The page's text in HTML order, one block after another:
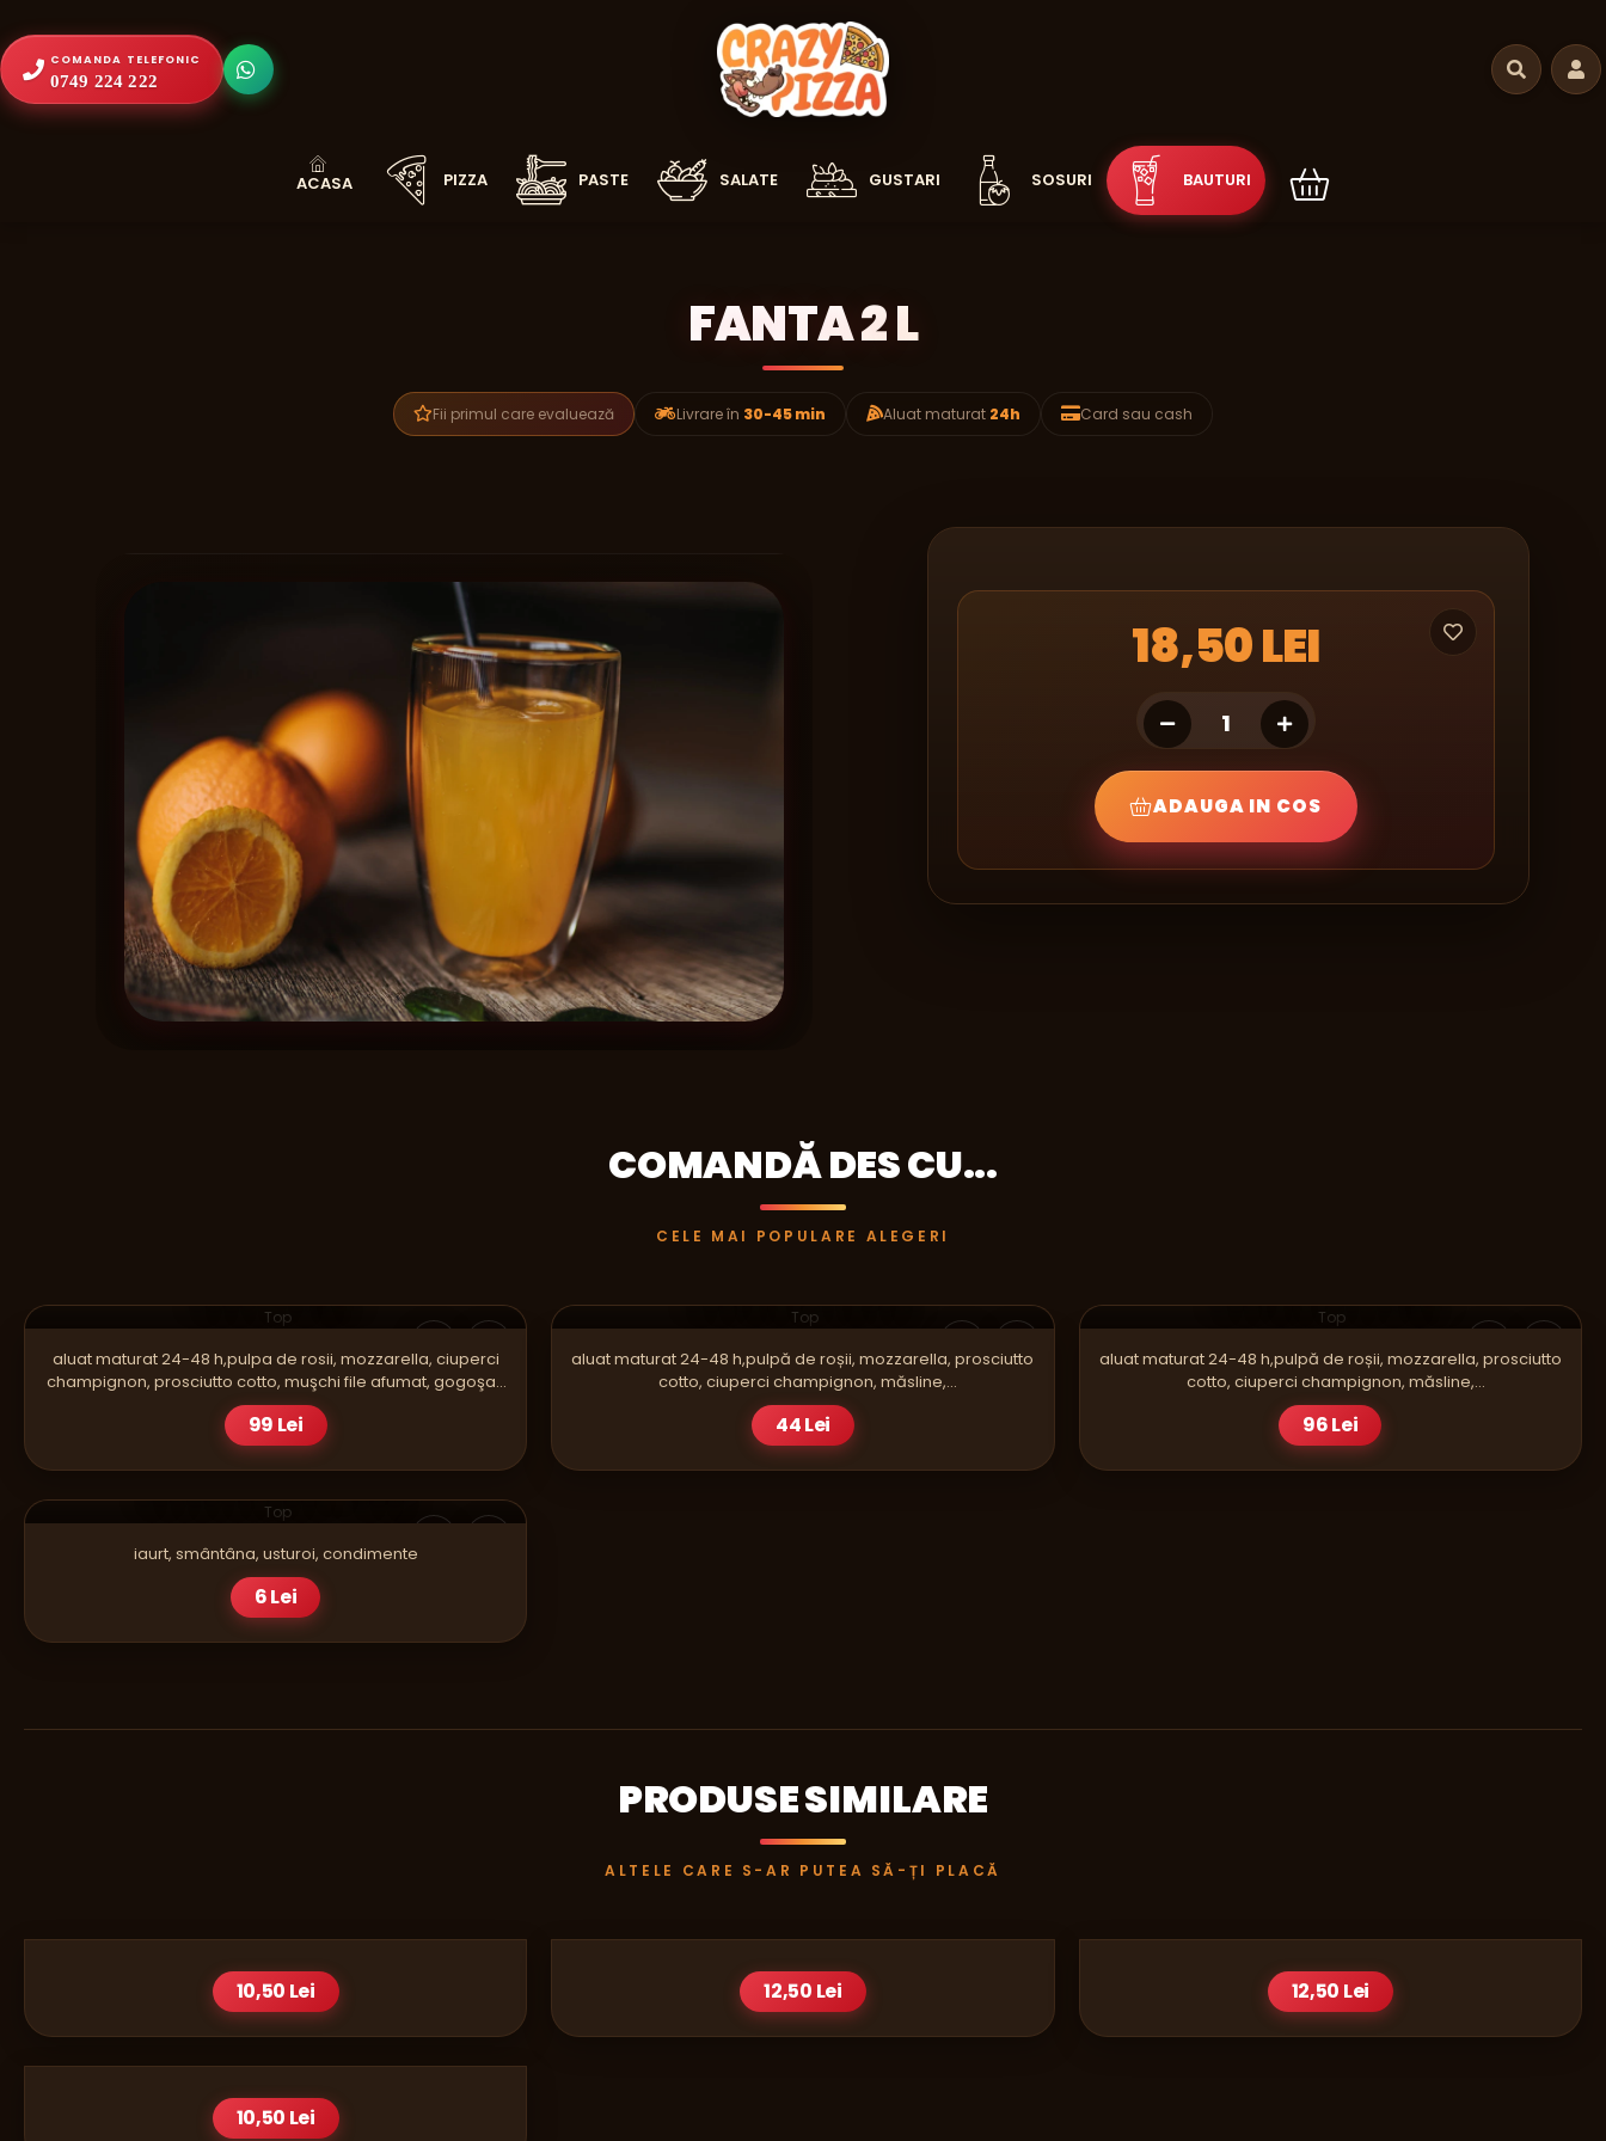
COMANDA TELEFONIC
0749 224 222
PIZZA PASTE SALATE GUSTARI SOSURI BAUTURI
FANTA 2 L
Fii primul care evaluează Livrare în 30-45 min Aluat maturat 24h Card sau cash
18,50 LEI
ADAUGA IN COS
COMANDĂ DES CU...
CELE MAI POPULARE ALEGERI
Top
CRAZY FAMILY
aluat maturat 24-48 h,pulpa de rosii, mozzarella, ciuperci
champignon, prosciutto cotto, muşchi file afumat, gogoşar,
roşii, măsline,ulei E.V.O
99 Lei
Top
CAPRICIOSA SINGLE
aluat maturat 24-48 h,pulpă de roșii, mozzarella, prosciutto
cotto, ciuperci champignon, măsline,
gogoşar,oregano,ulei E.V.O
44 Lei
Top
CAPRICIOSA FAMILY
aluat maturat 24-48 h,pulpă de roșii, mozzarella, prosciutto
cotto, ciuperci champignon, măsline,
gogoşar,oregano,ulei E.V.O
96 Lei
Top
SOS DE USTUROI - MARE
SOSURI
iaurt, smântâna, usturoi, condimente
6 Lei
PRODUSE SIMILARE
ALTELE CARE S-AR PUTEA SĂ-ȚI PLACĂ
10,50 Lei 12,50 Lei 12,50 Lei
APA MINERALA 0,5 L
BAUTURI
10,50 Lei